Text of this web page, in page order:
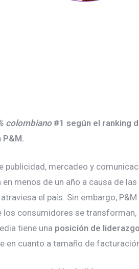
colombiano#1 según el ranking
mercadeo y
menos de un año a causa de
el país. Sin embargo, P&M
consumidores se transforman,
tiene una posición de liderazgo
en cuanto a tamaño de